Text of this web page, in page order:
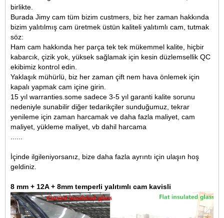
birlikte.
Burada Jimy cam tüm bizim custmers, biz her zaman hakkında
bizim yalıtılmış cam üretmek üstün kaliteli yalıtımlı cam, tutmak
söz:
Ham cam hakkında her parça tek tek mükemmel kalite, hiçbir
kabarcık, çizik yok, yüksek sağlamak için kesin düzlemsellik QC
ekibimiz kontrol edin.
Yaklaşık mühürlü, biz her zaman çift nem hava önlemek için
kapalı yapmak cam içine girin.
15 yıl warranties.some sadece 3-5 yıl garanti kalite sorunu
nedeniyle sunabilir diğer tedarikçiler sunduğumuz, tekrar
yenileme için zaman harcamak ve daha fazla maliyet, cam
maliyet, yükleme maliyet, vb dahil harcama
İçinde ilgileniyorsanız, bize daha fazla ayrıntı için ulaşın hoş
geldiniz.
8 mm + 12A + 8mm temperli yalıtımlı cam kavisli